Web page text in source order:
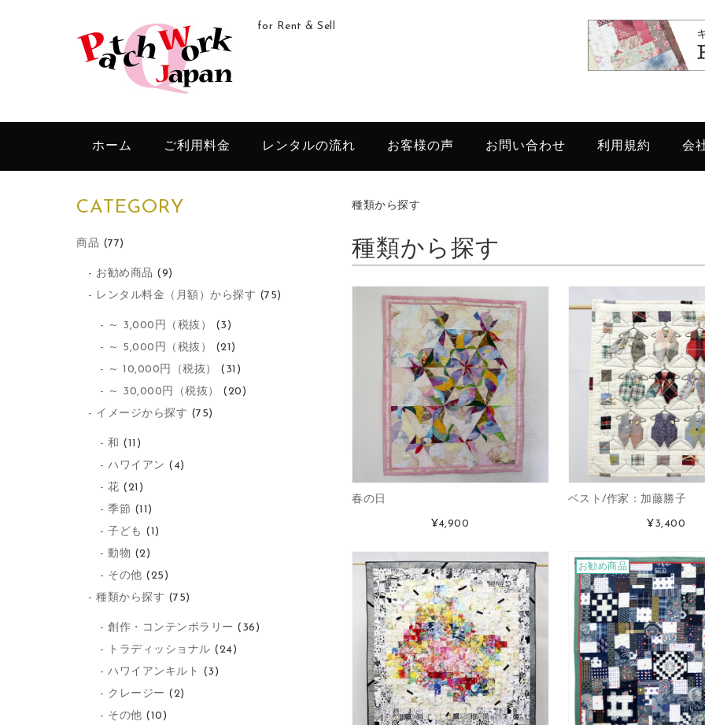
for Rent & Sell
ホーム ご利用料金 レンタルの流れ お客様の声 お問い合わせ 利用規約 会
種類から探す
種類から探す
春の日
¥4,900
ベスト/作家：加藤勝子
¥3,400
お勧め商品
CATEGORY
商品 (77)
お勧め商品 (9)
レンタル料金（月額）から探す (75)
～ 3,000円（税抜）
(3)
～ 5,000円（税抜）
(21)
～ 10,000円（税抜）
(31)
～ 30,000円（税抜）
(20)
イメージから探す (75)
和 (11)
ハワイアン (4)
花 (21)
季節 (11)
子ども (1)
動物 (2)
その他 (25)
種類から探す (75)
創作・コンテンポラリー (36)
トラディッショナル (24)
ハワイアンキルト (3)
クレージー (2)
その他 (10)